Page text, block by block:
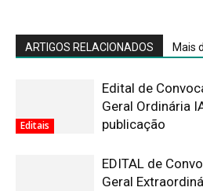
ARTIGOS RELACIONADOS Mais
Editais
Edital de
Geral Ordinária
publicação
EDITAL de
Geral